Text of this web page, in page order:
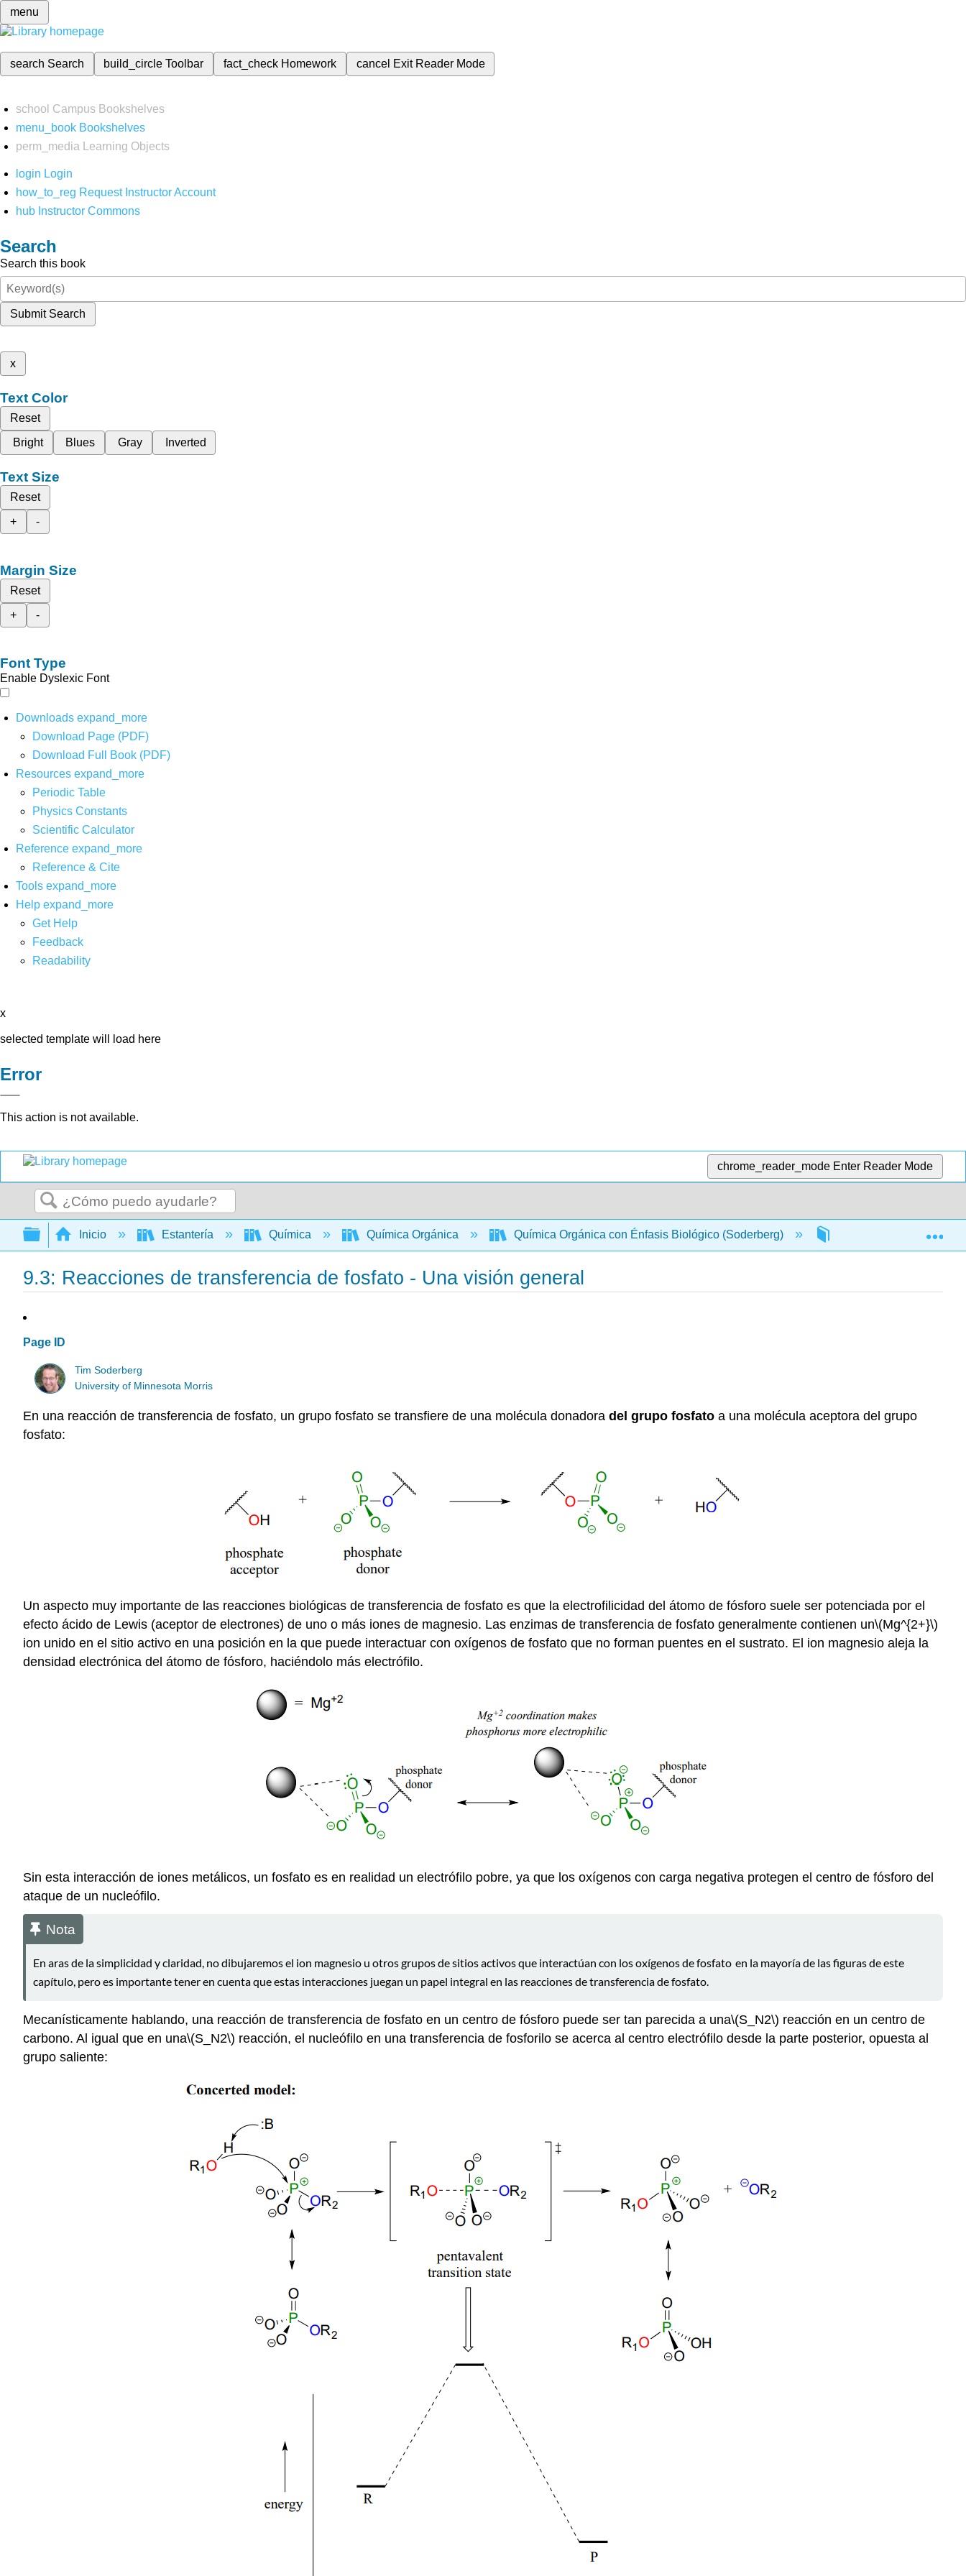
menu
search Search build_circleToolbar fact_check Homework cancel Exit Reader Mode
school Campus Bookshelves
menu_book Bookshelves
perm_media
Learning Objects
login Login
how_to_reg Request Instructor Account
hub Instructor Commons
Search
Search this book
Submit Search
x
Text Color
Reset
Bright
Blues Gray Inverted
Text Size
Reset
+
-
Margin Size
Reset
+
-
Font Type
Enable Dyslexic Font
Downloads expand_more
Download Page (PDF)
Download Full Book (PDF)
Resources expand_more
Periodic Table
Physics Constants
Scientific Calculator
Reference expand_more
Reference & Cite
Tools expand_more
Help expand_more
Get Help
Feedback
Readability
x
selected template will load here
Error
This action is not available.
chrome_reader_mode Enter Reader Mode
Buscar
Expandir/contraer jerarquía global
Inicio Estantería Química Química Orgánica Química Orgánica con Énfasis Biológico (Soderberg) 9: Reacciones de
9.3: Reacciones de transferencia de fosfato - Una visión general
Page ID
Tim Soderberg
University of Minnesota Morris
En una reacción de transferencia de fosfato, un grupo fosfato se transfiere de una molécula donadora del grupo fosfato a una molécula aceptora del grupo
fosfato:
Un aspecto muy importante de las reacciones biológicas de transferencia de fosfato es que la electrofilicidad del átomo de fósforo suele ser potenciada por el
efecto ácido de Lewis (aceptor de electrones) de uno o más iones de magnesio. Las enzimas de transferencia de fosfato generalmente contienen un\(Mg^{2+}\)
ion unido en el sitio activo en una posición en la que puede interactuar con oxígenos de fosfato que no forman puentes en el sustrato. El ion magnesio aleja la
densidad electrónica del átomo de fósforo, haciéndolo más electrófilo.
Sin esta interacción de iones metálicos, un fosfato es en realidad un electrófilo pobre, ya que los oxígenos con carga negativa protegen el centro de fósforo del
ataque de un nucleófilo.
Nota
En aras de la simplicidad y claridad, no dibujaremos el ion magnesio u otros grupos de sitios activos que interactúan con los oxígenos de fosfato en la mayoría de las figuras de este
capítulo, pero es importante tener en cuenta que estas interacciones juegan un papel integral en las reacciones de transferencia de fosfato.
Mecanísticamente hablando, una reacción de transferencia de fosfato en un centro de fósforo puede ser tan parecida a una\(S_N2\) reacción en un centro de
carbono. Al igual que en una\(S_N2\) reacción, el nucleófilo en una transferencia de fosforilo se acerca al centro electrófilo desde la parte posterior, opuesta al
grupo saliente: